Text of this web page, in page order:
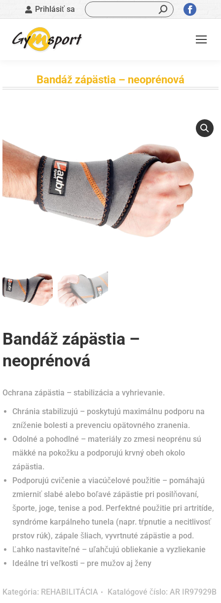
Prihlásiť sa Vyhľadávanie:
sa
otvorí
Bandáž zápästia – neoprénová
Bandáž zápästia –
neoprénová
Ochrana zápästia – stabilizácia a vyhrievanie.
Chránia stabilizujú – poskytujú maximálnu podporu na
zníženie bolesti a prevenciu opätovného zranenia.
Odolné a pohodlné – materiály zo zmesi neoprénu sú
mäkké na pokožku a podporujú krvný obeh okolo
zápästia.
Podporujú cvičenie a viacúčelové použitie – pomáhajú
zmierniť slabé alebo boľavé zápästie pri posilňovaní,
športe, joge, tenise a pod. Perfektné použitie pri artritíde,
syndróme karpálneho tunela (napr. tŕpnutie a necitlivosť
prstov rúk), zápale šliach, vyvrtnuté zápästie a pod.
Ľahko nastaviteľné – uľahčujú obliekanie a vyzliekanie
Ideálne tri veľkosti – pre mužov aj ženy
Kategória: REHABILITÁCIA Katalógové číslo: AR IR97929B